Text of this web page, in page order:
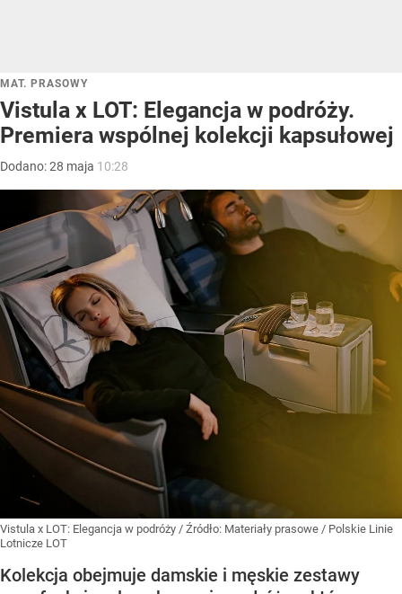
MAT. PRASOWY
Vistula x LOT: Elegancja w podróży.
Premiera wspólnej kolekcji kapsułowej
Dodano:28 maja 10:28
Vistula x LOT: Elegancja w podróży / Źródło: Materiały prasowe / Polskie Linie
Lotnicze LOT
Kolekcja obejmuje damskie i męskie zestawy